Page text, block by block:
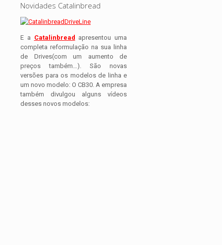
Novidades Catalinbread
E a Catalinbread apresentou uma
completa reformulação na sua linha
de Drives(com um aumento de
preços também…). São novas
versões para os modelos de linha e
um novo modelo: O CB30. A empresa
também divulgou alguns vídeos
desses novos modelos: